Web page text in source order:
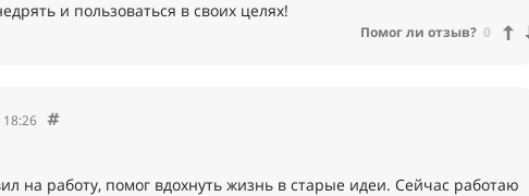
и пользоваться в своих целях!
Помог ли отзыв? 0
на работу, помог вдохнуть жизнь в старые идеи. Сейчас работаю